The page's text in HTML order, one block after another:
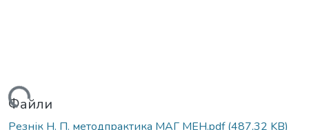
Файли
Резнік Н. П. методпрактика МАГ МЕН.pdf(487,32 KB)